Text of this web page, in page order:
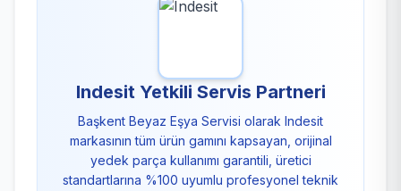
Indesit Yetkili Servis Partneri
Başkent Beyaz Eşya Servisi olarak Indesit
markasının tüm ürün gamını kapsayan, orijinal
yedek parça kullanımı garantili, üretici
standartlarına %100 uyumlu profesyonel teknik